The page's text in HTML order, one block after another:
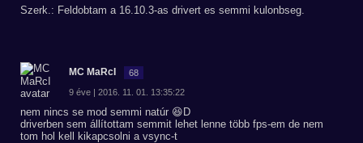
Szerk.: Feldobtam a 16.10.3-as drivert es semmi kulonbseg.
MC MaRcI 68
9 éve | 2016. 11. 01. 13:35:22
nem nincs se mod semmi natúr 😆D
driverben sem állítottam semmit lehet lenne több fps-em de nem
tom hol kell kikapcsolni a vsync-t